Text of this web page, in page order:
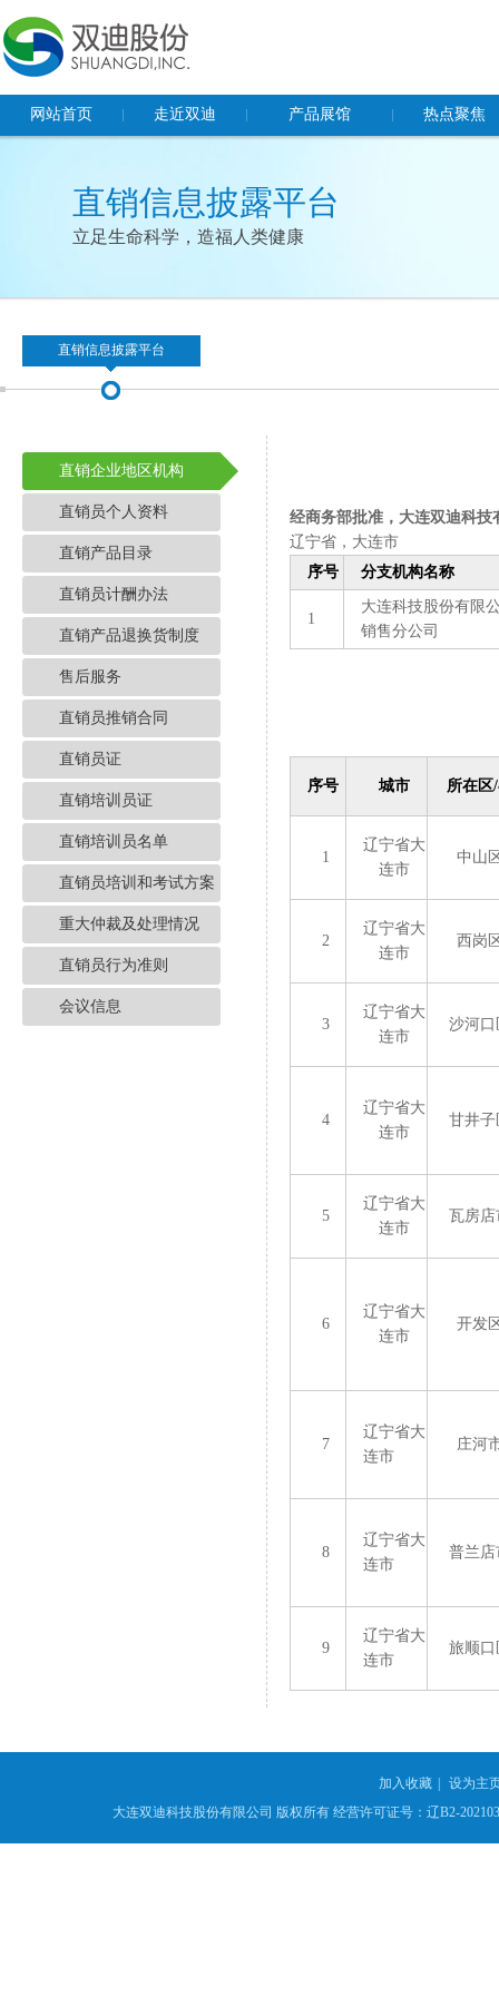
网站首页 走近双迪 产品展馆 热点聚焦
董事长致辞
企业概况
企业文化
食品
化妆品及日化产品
直销信息披露平台
立足生命科学，造福人类健康
直销信息披露平台
直销企业地区机构
直销员个人资料
直销产品目录
直销员计酬办法
直销产品退换货制度
售后服务
直销员推销合同
直销员证
直销培训员证
直销培训员名单
直销员培训和考试方案
重大仲裁及处理情况
直销员行为准则
会议信息
经商务部批准，大连双迪科
辽宁省，大连市
序号
分支机构名称
1
大连科技股份有限
销售分公司
序号 城市 所在区
1
辽宁省大
连市
中山
2
辽宁省大
连市
西岗
3
辽宁省大
连市
沙河口
4
辽宁省大
连市
甘井子
5
辽宁省大
连市
瓦房店
6
辽宁省大
连市
开发
7
辽宁省大
连市
庄河
8
辽宁省大
连市
普兰店
9
辽宁省大
连市
旅顺口
加入收藏
设为主
大连双迪科技股份有限公司 版权所有经营许可证号：辽B2-